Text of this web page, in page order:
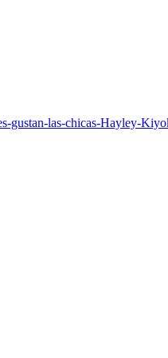
gustan-las-chicas-Hayley-